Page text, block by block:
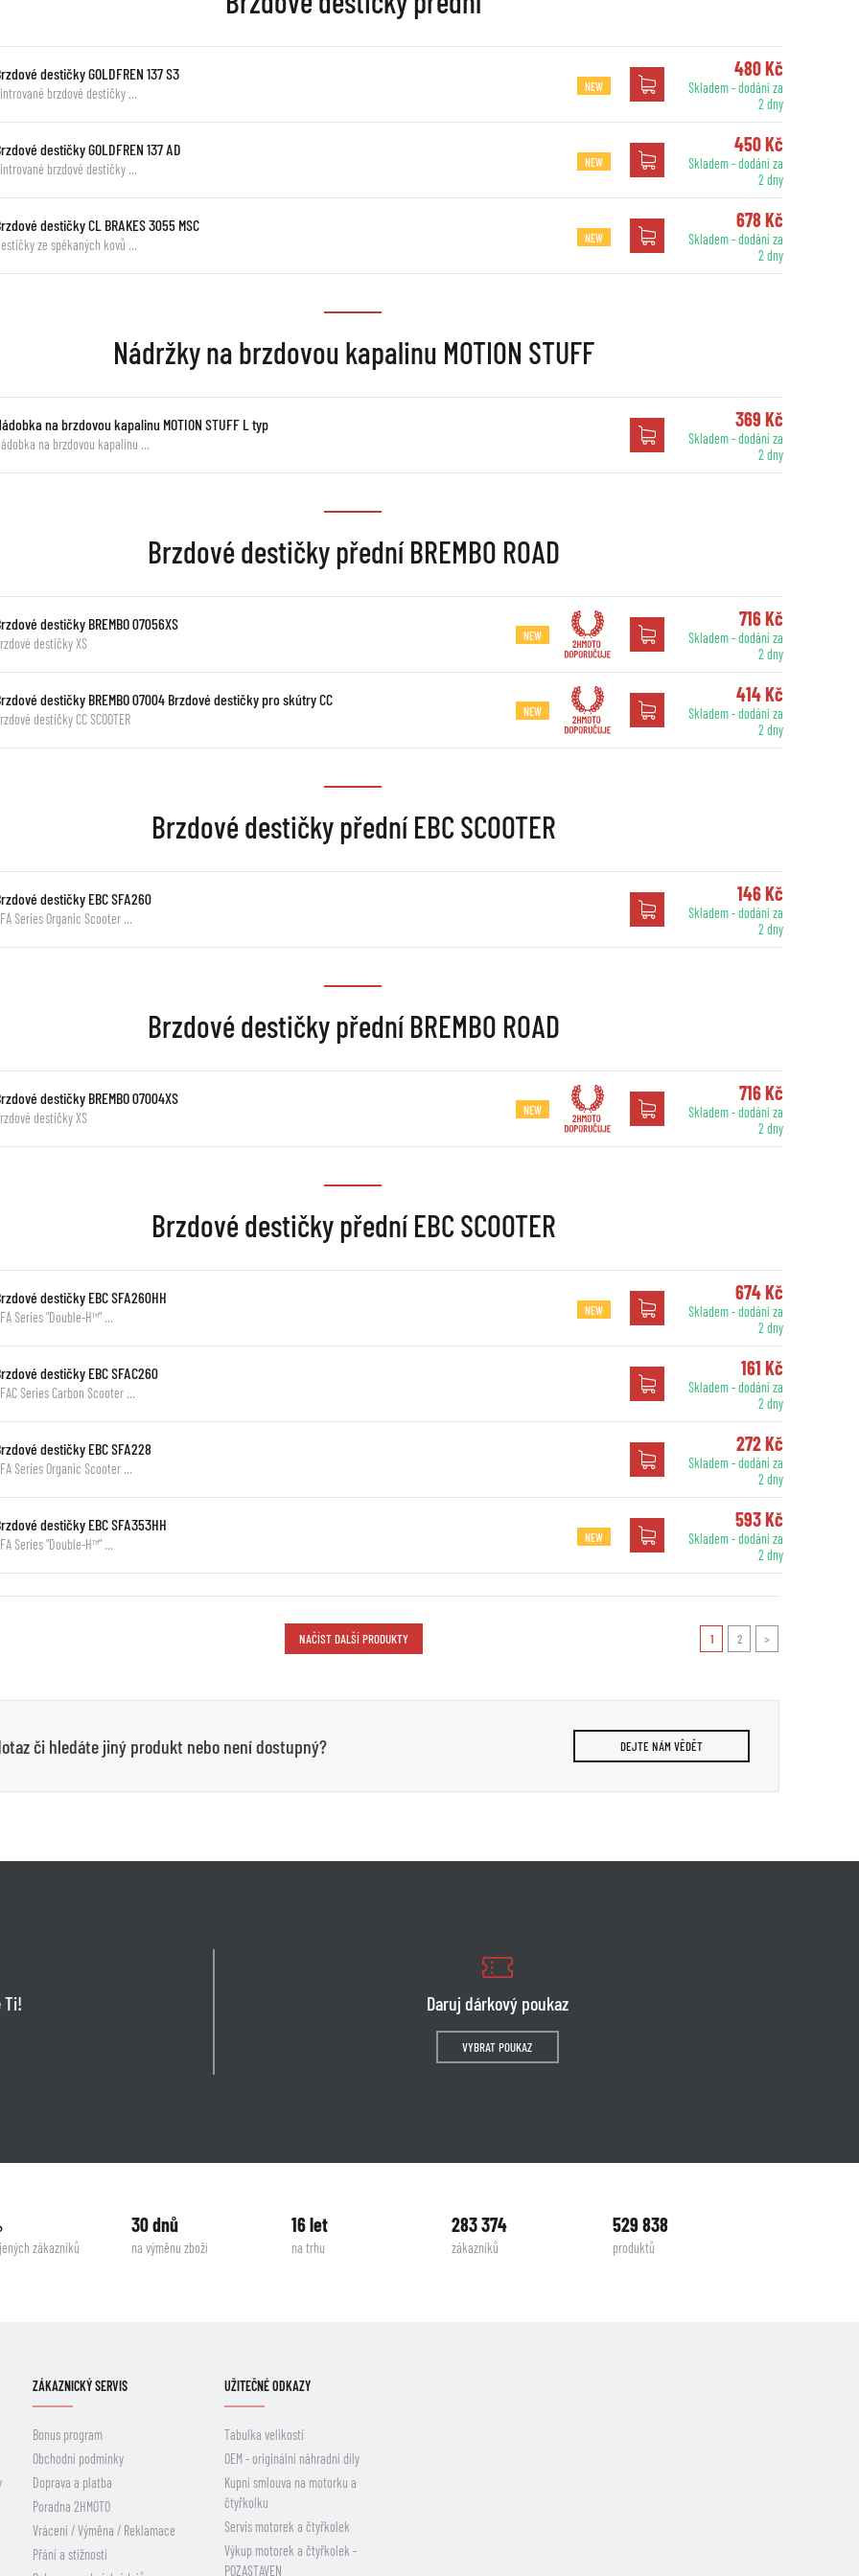
destičky GOLDFREN 137 S3
brzdové destičky … NEW
480 Kč
Skladem - dodání za
2 dny
destičky GOLDFREN 137 AD
brzdové destičky … NEW
450 Kč
Skladem - dodání za
2 dny
destičky CL BRAKES 3055 MSC
ze spékaných kovů … NEW
678 Kč
Skladem - dodání za
2 dny
Nádržky na brzdovou kapalinu MOTION STUFF
na brzdovou kapalinu MOTION STUFF L typ
na brzdovou kapalinu …
369 Kč
Skladem - dodání za
2 dny
Brzdové destičky přední BREMBO ROAD
destičky BREMBO 07056XS
destičky XS NEW
716 Kč
Skladem - dodání za
2 dny
destičky BREMBO 07004 Brzdové destičky pro skútry CC
destičky CC SCOOTER NEW
414 Kč
Skladem - dodání za
2 dny
Brzdové destičky přední EBC SCOOTER
destičky EBC SFA260
Series Organic Scooter …
146 Kč
Skladem - dodání za
2 dny
Brzdové destičky přední BREMBO ROAD
destičky BREMBO 07004XS
destičky XS NEW
716 Kč
Skladem - dodání za
2 dny
Brzdové destičky přední EBC SCOOTER
destičky EBC SFA260HH
Series "Double-H™" … NEW
674 Kč
Skladem - dodání za
2 dny
destičky EBC SFAC260
Series Carbon Scooter …
161 Kč
Skladem - dodání za
2 dny
destičky EBC SFA228
Series Organic Scooter …
272 Kč
Skladem - dodání za
2 dny
destičky EBC SFA353HH
Series "Double-H™" … NEW
593 Kč
Skladem - dodání za
2 dny
NAČÍST DALŠÍ PRODUKTY 1 2 >
či hledáte jiný produkt nebo není dostupný? DEJTE NÁM VĚDĚT
Ti! Daruj dárkový poukaz
VYBRAT POUKAZ
zákazníků
30 dnů
na výměnu zboží
16 let
na trhu
283 374
zákazníků
529 838
produktů
ZÁKAZNICKÝ SERVIS
Bonus program
Obchodní podmínky
Doprava a platba
Poradna 2HMOTO
Vrácení / Výměna / Reklamace
Přání a stížnosti
UŽITEČNÉ ODKAZY
Tabulka velikostí
OEM - originální náhradní díly
Kupní smlouva na motorku a
čtyřkolku
Servis motorek a čtyřkolek
Výkup motorek a čtyřkolek -
POZASTAVEN